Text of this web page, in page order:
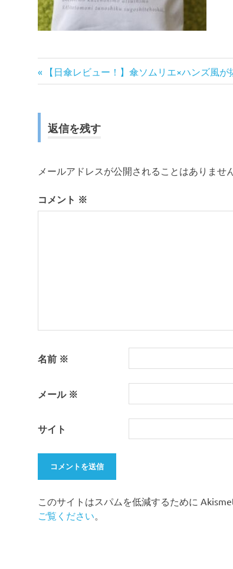
投
ナ
ゲ
ー
前
の
【日傘レビュー！】傘ソムリエ×ハンズ風
返信を残す
メールアドレスが公開されることはありません
コメント ※
名前 ※
メール ※
サイト
このサイトはスパムを低減するために
ご覧ください。